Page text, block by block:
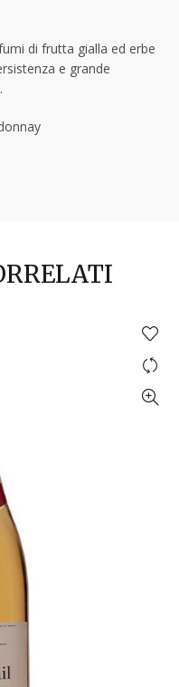
di frutta gialla ed erbe
e grande